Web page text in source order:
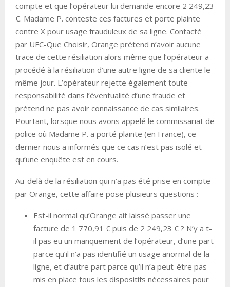
compte et que l’opérateur lui demande encore 2 249,23
€. Madame P. conteste ces factures et porte plainte
contre X pour usage frauduleux de sa ligne. Contacté
par UFC-Que Choisir, Orange prétend n’avoir aucune
trace de cette résiliation alors même que l’opérateur a
procédé à la résiliation d’une autre ligne de sa cliente le
même jour. L’opérateur rejette également toute
responsabilité dans l’éventualité d’une fraude et
prétend ne pas avoir connaissance de cas similaires.
Pourtant, lorsque nous avons appelé le commissariat de
police où Madame P. a porté plainte (en France), ce
dernier nous a informés que ce cas n’est pas isolé et
qu’une enquête est en cours.
Au-delà de la résiliation qui n’a pas été prise en compte
par Orange, cette affaire pose plusieurs questions :
Est-il normal qu’Orange ait laissé passer une
facture de 1 770,91 € puis de 2 249,23 € ? N’y a t-
il pas eu un manquement de l’opérateur, d’une part
parce qu’il n’a pas identifié un usage anormal de la
ligne, et d’autre part parce qu’il n’a peut-être pas
mis en place tous les dispositifs nécessaires pour